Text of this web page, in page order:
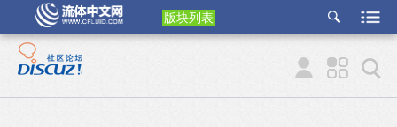
版块列表
etu
p